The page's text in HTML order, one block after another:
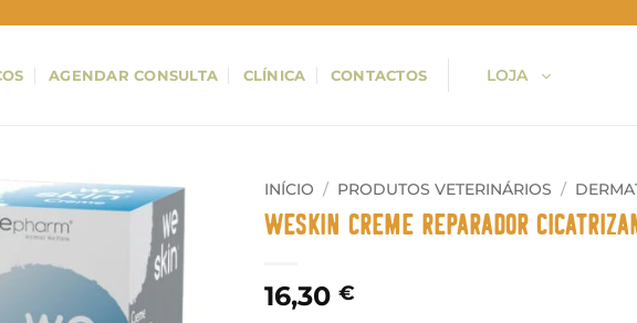
AGENDAR CONSULTA CLÍNICA CONTACTOS LOJA
INÍCIO / PRODUTOS VETERINÁRIOS /
WeSkin Creme Reparador
16,30 €